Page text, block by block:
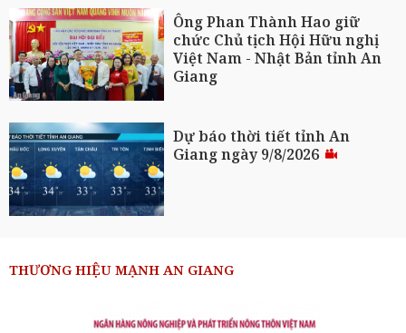
Ông Phan Thành Hao giữ
chức Chủ tịch Hội Hữu nghị
Việt Nam - Nhật Bản tỉnh An
Giang
Dự báo thời tiết tỉnh An
Giang ngày 9/8/2026
THƯƠNG HIỆU MẠNH AN GIANG